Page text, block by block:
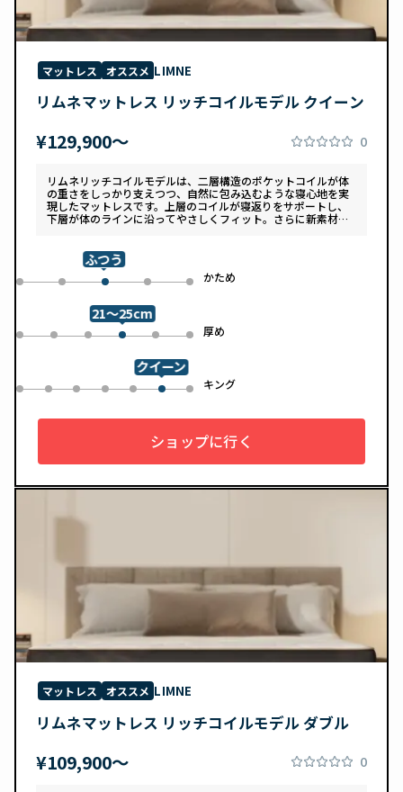
マットレス オススメ LIMNE
リムネマットレス リッチコイルモデル クイーン
¥129,900〜 0
リムネリッチコイルモデルは、二層構造のポケットコイルが体
の重さをしっかり支えつつ、自然に包み込むような寝心地を実
現したマットレスです。上層のコイルが寝返りをサポートし、
下層が体のラインに沿ってやさしくフィット。さらに新素材
ンで、カバーは自宅で洗濯可能。清潔さと快適さの両方を追求
した一枚です。
0 1 2
ふつう
3 かため
4
0 1 2 3
21～25cm
4 厚め
5
0 1 2 3 4 5
クイーン
キング
6
ショップに行く
マットレス オススメ LIMNE
リムネマットレス リッチコイルモデル ダブル
¥109,900〜 0